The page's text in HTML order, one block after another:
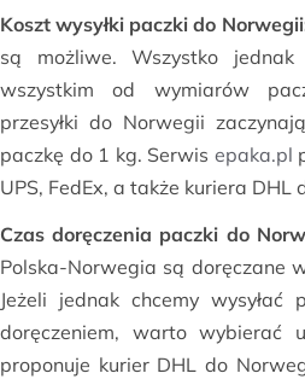
Koszt wysyłki paczki do
są możliwe. Wszystko jednak
wszystkim od wymiarów
przesyłki do Norwegii
paczkę do 1 kg. Serwis epaka.pl
UPS, FedEx, a także kuriera DHL
Czas doręczenia paczki do
Polska-Norwegia są doręczane
Jeżeli jednak chcemy wysyłać
doręczeniem, warto wybierać
proponuje kurier DHL do